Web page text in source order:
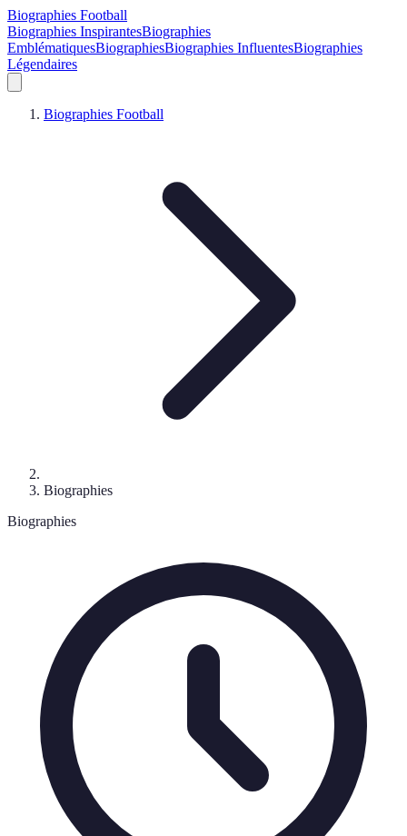
Biographies Football
Biographies InspirantesBiographies
EmblématiquesBiographiesBiographies InfluentesBiographies
Légendaires
Biographies Football
Biographies
Biographies